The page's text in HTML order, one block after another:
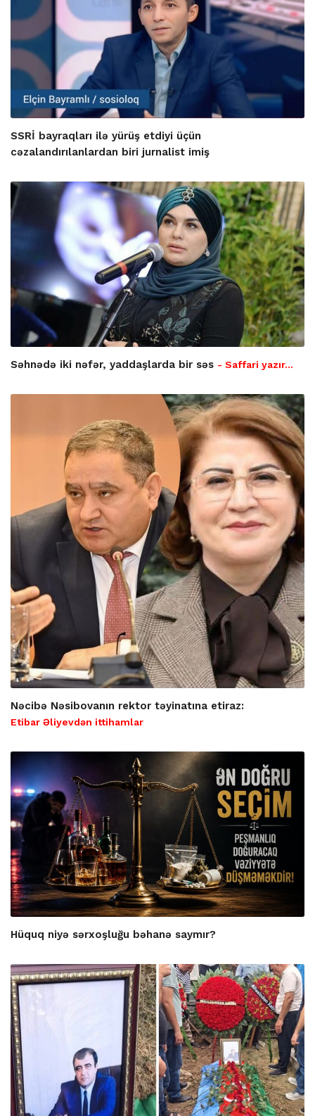
SSRİ bayraqları ilə yürüş etdiyi üçün
cəzalandırılanlardan biri jurnalist imiş
Səhnədə iki nəfər, yaddaşlarda bir səs - Saffari yazır…
Nəcibə Nəsibovanın rektor təyinatına etiraz:
Etibar Əliyevdən ittihamlar
Hüquq niyə sərxoşluğu bəhanə saymır?